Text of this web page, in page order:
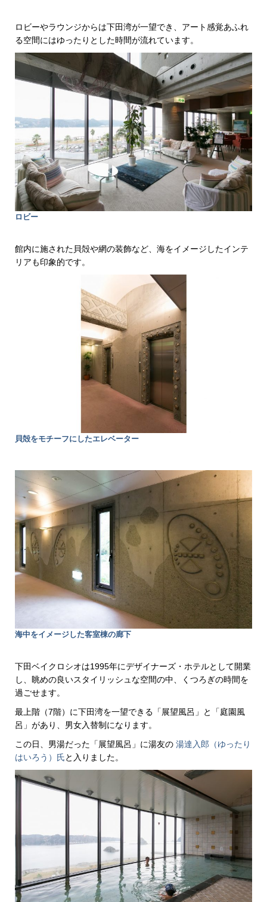
ロビーやラウンジからは下田湾が一望でき、アート感覚あふれ
る空間にはゆったりとした時間が流れています。
ロビー
館内に施された貝殻や網の装飾など、海をイメージしたインテ
リアも印象的です。
貝殻をモチーフにしたエレベーター
海中をイメージした客室棟の廊下
下田ベイクロシオは1995年にデザイナーズ・ホテルとして開業
し、眺めの良いスタイリッシュな空間の中、くつろぎの時間を
過ごせます。
最上階（7階）に下田湾を一望できる「展望風呂」と「庭園風
呂」があり、男女入替制になります。
この日、男湯だった「展望風呂」に湯友の 湯達入郎（ゆったり
はいろう）氏と入りました。